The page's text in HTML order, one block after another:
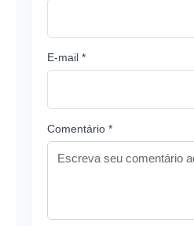
E-mail *
Comentário *